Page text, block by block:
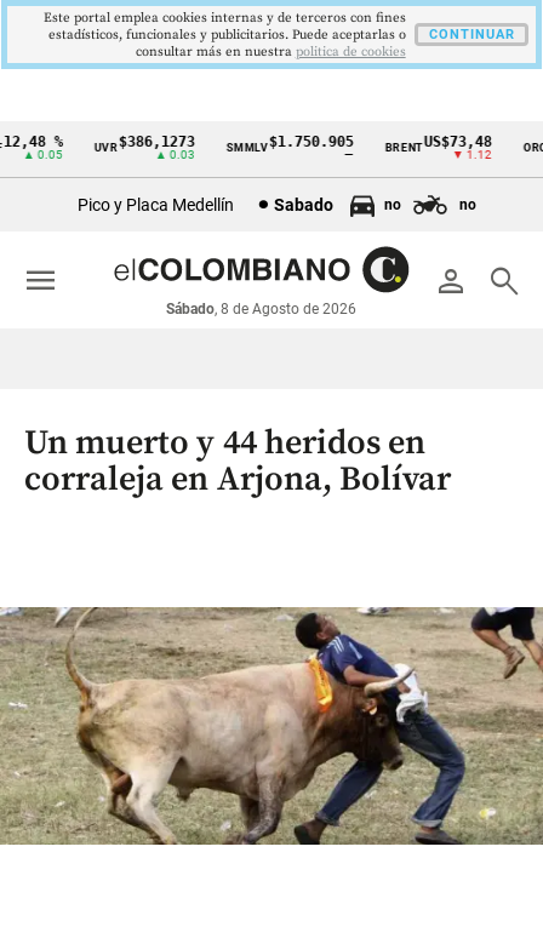
Cintillo
económicos
Colombia
%
▲ 0.05
UVR$386,1273
▲ 0.03
SMMLV$1.750.905 BRENTUS$73,48
▼ 1.12
ORO
Pico y Placa Medellín Sabado no no
person search
Sábado, 8 de Agosto de 2026
menu
Un muerto y 44 heridos en
corraleja en Arjona, Bolívar
Este portal emplea cookies internas y de terceros con fines
estadísticos, funcionales y publicitarios. Puede aceptarlas o
consultar más en nuestra politica de cookies
CONTINUAR